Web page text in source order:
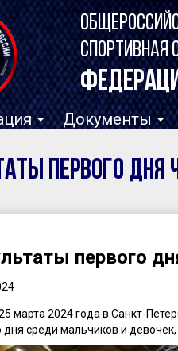
СПОРТИВНАЯ
Документы
первого дня
первого
марта 2024 года в Санкт-
дня среди мальчиков и